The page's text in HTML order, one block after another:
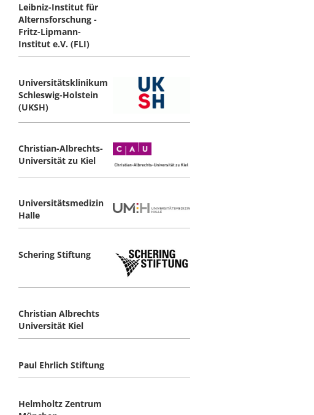
Leibniz-Institut für
Alternsforschung -
Fritz-Lipmann-
Institut e.V. (FLI)
Universitätsklinikum
Schleswig-Holstein
(UKSH)
Christian-Albrechts-
Universität zu Kiel
Universitätsmedizin
Halle
Schering Stiftung
Christian Albrechts
Universität Kiel
Paul Ehrlich Stiftung
Helmholtz Zentrum